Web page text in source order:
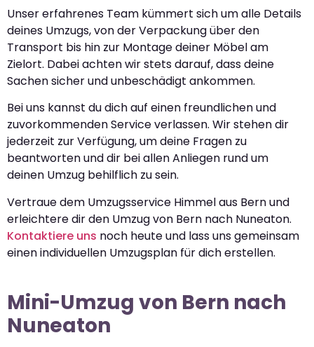
Unser erfahrenes Team kümmert sich um alle Details
deines Umzugs, von der Verpackung über den
Transport bis hin zur Montage deiner Möbel am
Zielort. Dabei achten wir stets darauf, dass deine
Sachen sicher und unbeschädigt ankommen.
Bei uns kannst du dich auf einen freundlichen und
zuvorkommenden Service verlassen. Wir stehen dir
jederzeit zur Verfügung, um deine Fragen zu
beantworten und dir bei allen Anliegen rund um
deinen Umzug behilflich zu sein.
Vertraue dem Umzugsservice Himmel aus Bern und
erleichtere dir den Umzug von Bern nach Nuneaton.
Kontaktiere uns noch heute und lass uns gemeinsam
einen individuellen Umzugsplan für dich erstellen.
Mini-Umzug von Bern nach
Nuneaton